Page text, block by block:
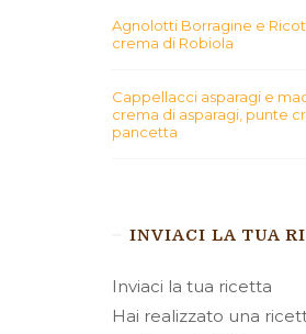
Agnolotti Borragine e
crema di Robiola
Cappellacci asparagi e
crema di asparagi, punte
pancetta
INVIACI LA TUA
Inviaci la tua ricetta
Hai realizzato una